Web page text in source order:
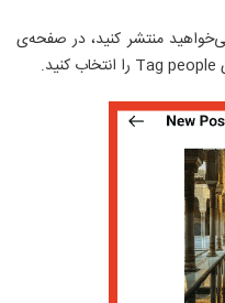
منتشر کنید، در صفحه‌ی
Tag people را انتخاب کنید.